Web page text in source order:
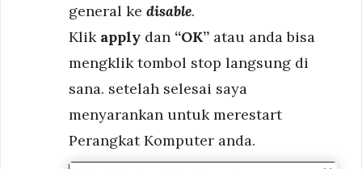
general ke disable.
Klik apply dan “OK” atau anda bisa
mengklik tombol stop langsung di
sana. setelah selesai saya
menyarankan untuk merestart
Perangkat Komputer anda.